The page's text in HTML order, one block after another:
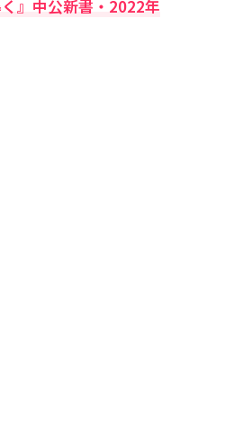
』中公新書・2022年